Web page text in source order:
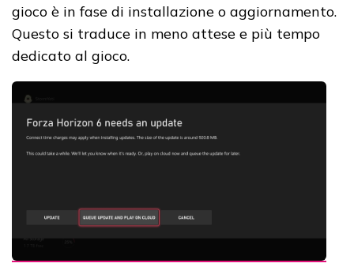
gioco è in fase di installazione o aggiornamento.
Questo si traduce in meno attese e più tempo
dedicato al gioco.